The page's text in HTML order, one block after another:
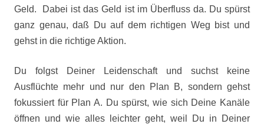
Geld. Dabei ist das Geld ist im Überfluss da. Du spürst
ganz genau, daß Du auf dem richtigen Weg bist und
gehst in die richtige Aktion.
Du folgst Deiner Leidenschaft und suchst keine
Ausflüchte mehr und nur den Plan B, sondern gehst
fokussiert für Plan A. Du spürst, wie sich Deine Kanäle
öffnen und wie alles leichter geht, weil Du in Deiner